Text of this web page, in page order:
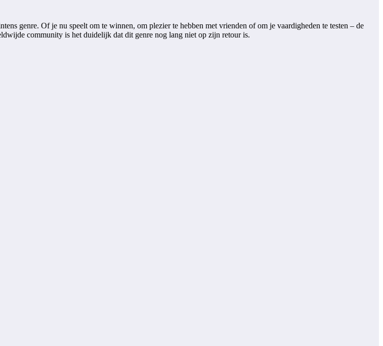
genre. Of je nu speelt om te winnen, om plezier te hebben met vrienden of om je vaardigheden te testen – de
community is het duidelijk dat dit genre nog lang niet op zijn retour is.